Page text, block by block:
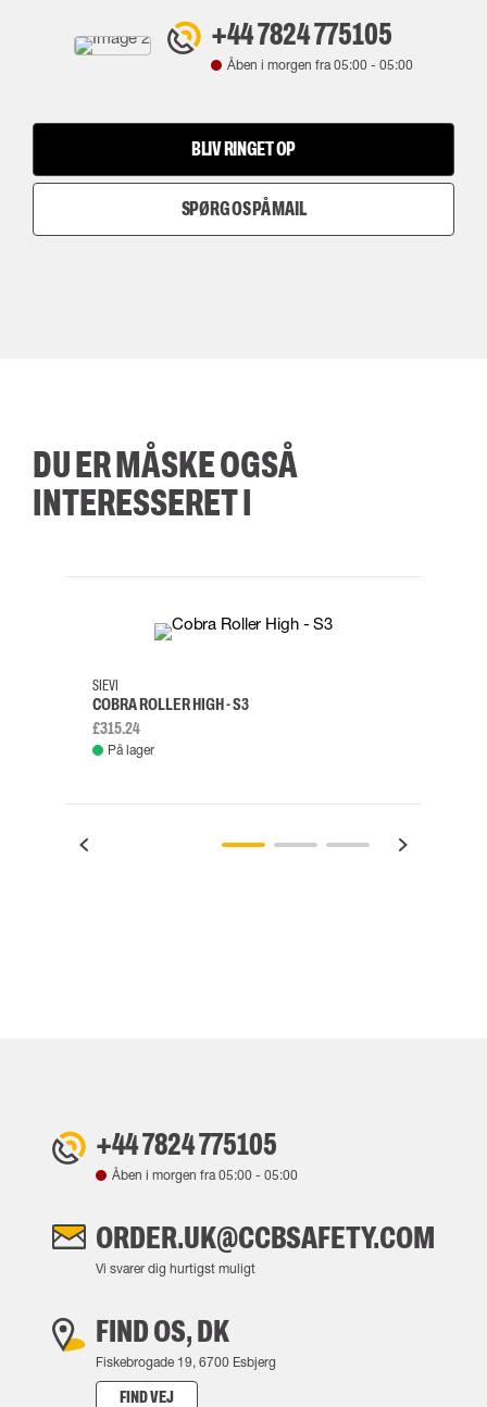
+44 7824 775105
Åben i morgen fra05:00 - 05:00
BLIV RINGET OP
SPØRG OS PÅ MAIL
DU ER MÅSKE OGSÅ
INTERESSERET I
38
SIEVI
COBRA ROLLER HIGH - S3
£315.24
På lager
+44 7824 775105
Åben i morgen fra05:00 - 05:00
ORDER.UK@CCBSAFETY.COM
Vi svarer dig hurtigst muligt
FIND OS, DK
Fiskebrogade 19, 6700 Esbjerg
FIND VEJ